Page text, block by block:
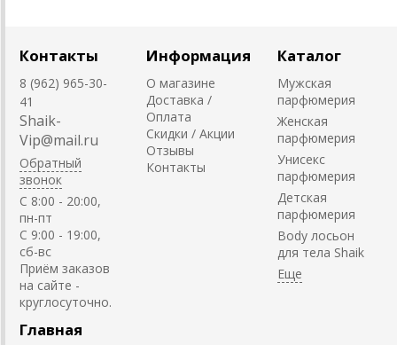
Контакты
8 (962) 965-30-
41
Shaik-
Vip@mail.ru
Обратный
звонок
C 8:00 - 20:00,
пн-пт
С 9:00 - 19:00,
сб-вс
Приём заказов
на сайте -
круглосуточно.
Информация
О магазине
Доставка /
Оплата
Скидки / Акции
Отзывы
Контакты
Каталог
Мужская
парфюмерия
Женская
парфюмерия
Унисекс
парфюмерия
Детская
парфюмерия
Body лосьон
для тела Shaik
Главная